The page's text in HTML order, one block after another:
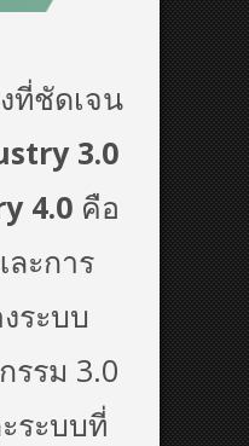
ที่ชัดเจน
3.0
4.0 คือ
ะการ
ระบบ
รรม 3.0
ระบบที่